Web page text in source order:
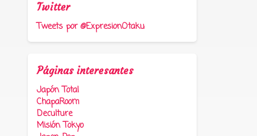
Twitter
Tweets por @ExpresionOtaku
Páginas interesantes
Japón Total
ChapaRoom
Deculture
Misión Tokyo